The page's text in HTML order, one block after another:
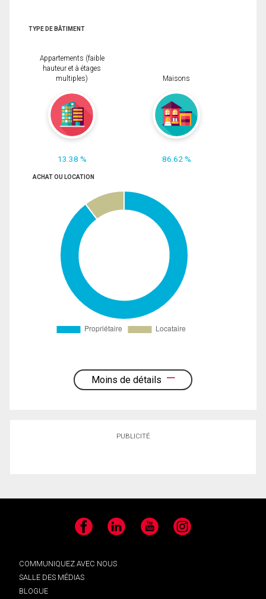
TYPE DE BÂTIMENT
Appartements (faible
hauteur et à étages
multiples)
13.38 %
Maisons
86.62 %
ACHAT OU LOCATION
Moins de détails
PUBLICITÉ
Facebook LinkedIn YouTube Instagram
COMMUNIQUEZ AVEC NOUS
SALLE DES MÉDIAS
BLOGUE